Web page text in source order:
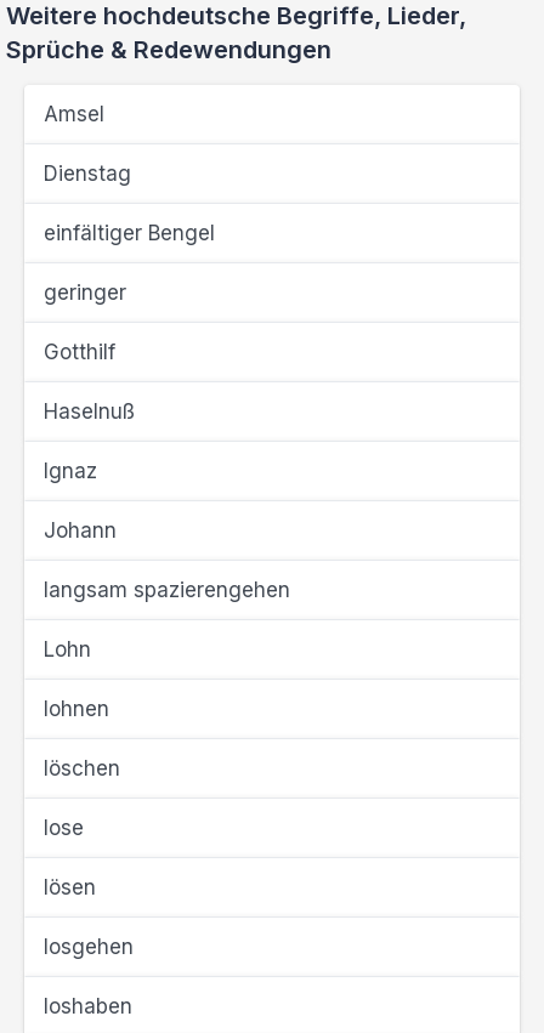
Weitere hochdeutsche Begriffe, Lieder,
Sprüche & Redewendungen
Amsel
Dienstag
einfältiger Bengel
geringer
Gotthilf
Haselnuß
Ignaz
Johann
langsam spazierengehen
Lohn
lohnen
löschen
lose
lösen
losgehen
loshaben